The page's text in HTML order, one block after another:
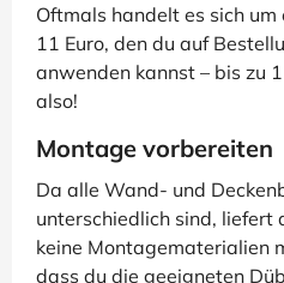
Oftmals handelt es sich
11 Euro, den du auf
anwenden kannst – bis zu
also!
Montage vorbereiten
Da alle Wand- und
unterschiedlich sind, liefert
keine Montagematerialien
dass du die geeigneten